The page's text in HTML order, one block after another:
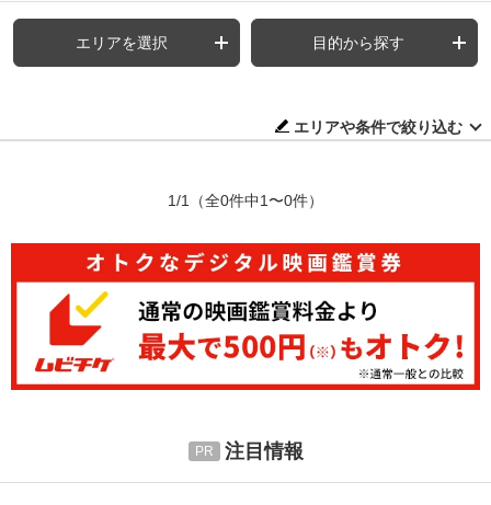
エリアを選択 目的から探す
エリアや条件で絞り込む
1/1 （全0件中1〜0件）
注目情報